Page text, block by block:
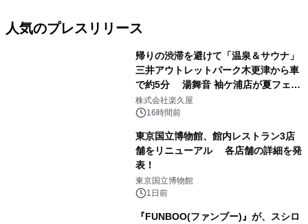
人気のプレスリリース
帰りの渋滞を避けて「温泉＆サウナ」
三井アウトレットパーク木更津から車
で約5分 湯舞音 袖ケ浦店が夏フェア
メニューを提供
株式会社楽久屋
16時間前
東京国立博物館、館内レストラン3店
舗をリニューアル 各店舗の詳細を発
表！
東京国立博物館
1日前
『FUNBOO(ファンブー)』が、スシロ